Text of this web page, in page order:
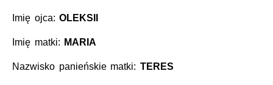
Imię ojca:OLEKSII
Imię matki: MARIA
Nazwisko panieńskie matki: TERES